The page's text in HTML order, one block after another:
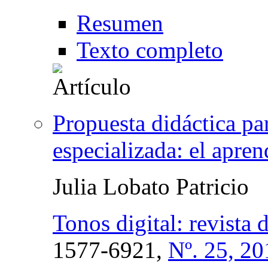
Resumen
Texto completo
Propuesta didáctica
especializada: el
Julia Lobato Patricio
Tonos digital: revista
1577-6921, Nº. 25,